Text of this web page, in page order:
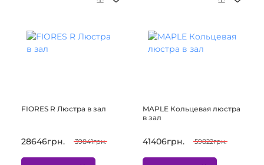
FIORES R Люстра в зал
28646грн. 39841грн.
MAPLE Кольцевая люстра
в зал
41406грн. 59822грн.